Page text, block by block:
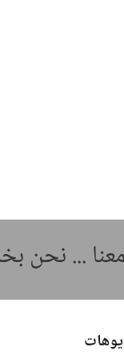
... نحن